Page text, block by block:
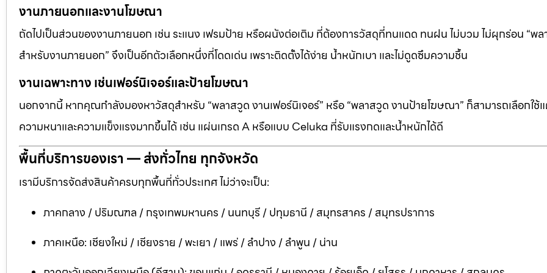
งานภายนอกและงานโฆษณา
ถัดไปเป็นส่วนของงานภายนอก เช่น ระแนง เฟรมป้าย หรือผนังต่อเติม ที่ต้องการวัสดุที่ทนแดด ทนฝน ไม่บวม ไม่ผุกร่อน “พ
สำหรับงานภายนอก” จึงเป็นอีกตัวเลือกหนึ่งที่โดดเด่น เพราะติดตั้งได้ง่าย น้ำหนักเบา และไม่ดูดซึมความชื้น
งานเฉพาะทาง เช่นเฟอร์นิเจอร์และป้ายโฆษณา
นอกจากนี้ หากคุณกำลังมองหาวัสดุสำหรับ “พลาสวูด งานเฟอร์นิเจอร์” หรือ “พลาสวูด งานป้ายโฆษณา” ก็สามารถเลือกใช้
ความหนาและความแข็งแรงมากขึ้นได้ เช่น แผ่นเกรด A หรือแบบ Celuka ที่รับแรงกดและน้ำหนักได้ดี
พื้นที่บริการของเรา — ส่งทั่วไทย ทุกจังหวัด
เรามีบริการจัดส่งสินค้าครบทุกพื้นที่ทั่วประเทศ ไม่ว่าจะเป็น:
ภาคกลาง / ปริมณฑล / กรุงเทพมหานคร / นนทบุรี / ปทุมธานี / สมุทรสาคร / สมุทรปราการ
ภาคเหนือ: เชียงใหม่ / เชียงราย / พะเยา / แพร่ / ลำปาง / ลำพูน / น่าน